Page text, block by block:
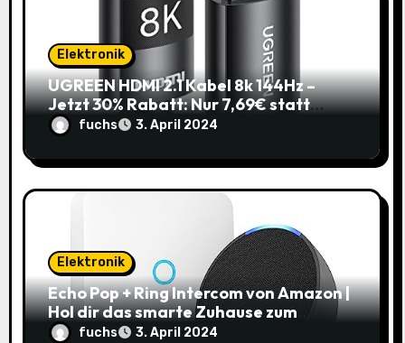
Elektronik
UGREEN HDMI 2.1 Kabel 8k 144Hz –
Jetzt 30% Rabatt: Nur 7,69€ statt
10,99€
fuchs 3. April 2024
Elektronik
Echo Pop + Ring Intercom von Amazon |
Hol dir das smarte Zuhause zum
Schnäppchenpreis!
fuchs 3. April 2024